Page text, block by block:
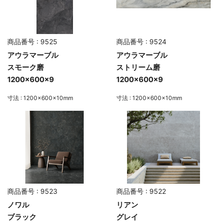
商品番号 : 9525
アウラマーブル
スモーク磨
1200×600×9
寸法 : 1200×600×10mm
商品番号 : 9524
アウラマーブル
ストリーム磨
1200×600×9
寸法 : 1200×600×10mm
商品番号 : 9523
ノワル
ブラック
商品番号 : 9522
リアン
グレイ